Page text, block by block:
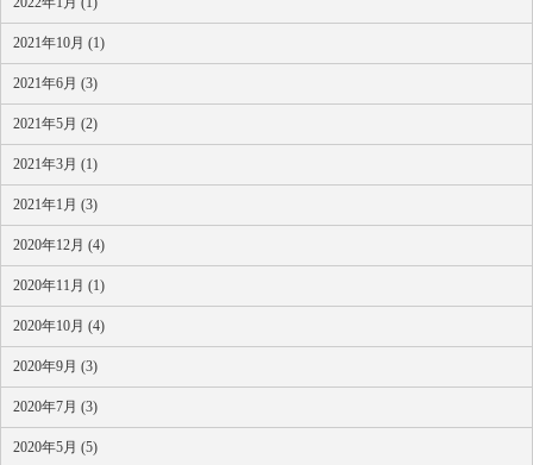
2021年10月 (1)
2021年6月 (3)
2021年5月 (2)
2021年3月 (1)
2021年1月 (3)
2020年12月 (4)
2020年11月 (1)
2020年10月 (4)
2020年9月 (3)
2020年7月 (3)
2020年5月 (5)